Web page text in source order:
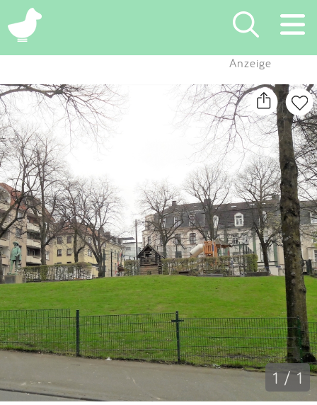
×
Suchen
Eintragen
Blog
Partner
Kontakt
Impressum
Anmelden
Anzeige
1 / 1